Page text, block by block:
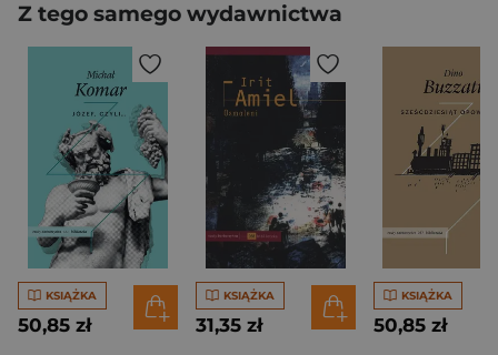
Z tego samego wydawnictwa
KSIĄŻKA
50,85 zł
KSIĄŻKA
31,35 zł
KSIĄŻKA
50,85 zł